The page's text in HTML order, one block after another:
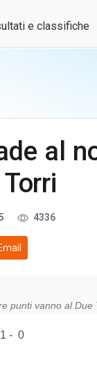
e classifiche
al
4336
punti vanno al Due
- 0